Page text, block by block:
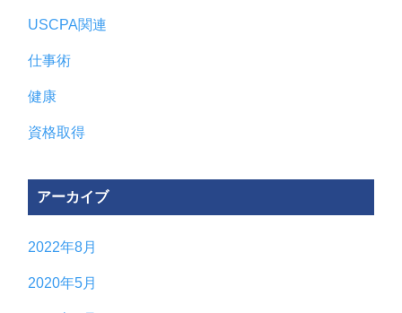
USCPA関連
仕事術
健康
資格取得
アーカイブ
2022年8月
2020年5月